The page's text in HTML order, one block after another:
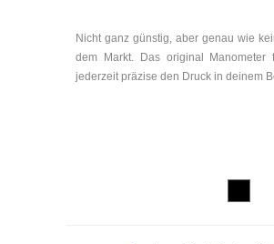
Nicht ganz günstig, aber genau wie
dem Markt. Das original Manometer
jederzeit präzise den Druck in deinem